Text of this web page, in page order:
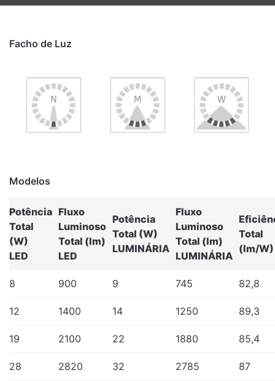
Facho de Luz
Modelos
Potência
Total
(W)
LED
Fluxo
Luminoso
Total (lm)
LED
Potência
Total (W)
LUMINÁRIA
Fluxo
Luminoso
Total (lm)
LUMINÁRIA
Total
(lm/W)
8 900 9 745 82,8
12 1400 14 1250 89,3
19 2100 22 1880 85,4
28 2820 32 2785 87